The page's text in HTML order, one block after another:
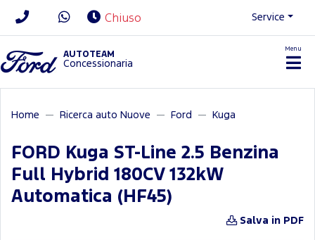
Chiuso Service
AUTOTEAM
Concessionaria
Menu
Home Ricerca auto Nuove Ford Kuga
FORD Kuga ST-Line 2.5 Benzina
Full Hybrid 180CV 132kW
Automatica (HF45)
Salva in PDF